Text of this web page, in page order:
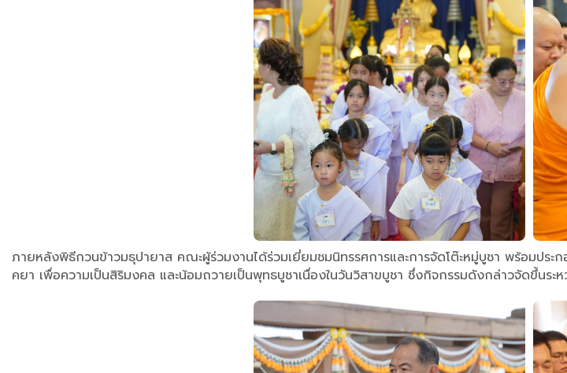
ภายหลังพิธีกวนข้าวมธุปายาส คณะผู้ร่วมงานได้ร่วมเยี่ยมชมนิทรรศการและการจัดโต๊ะหมู่บูชา พร้อมปร
คยา เพื่อความเป็นสิริมงคล และน้อมถวายเป็นพุทธบูชาเนื่องในวันวิสาขบูชา ซึ่งกิจกรรมดังกล่าวจัดขึ้น